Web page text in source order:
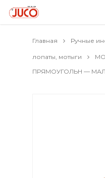
Главная Ручные
лопаты, мотыги
ПРЯМОУГОЛЬН —